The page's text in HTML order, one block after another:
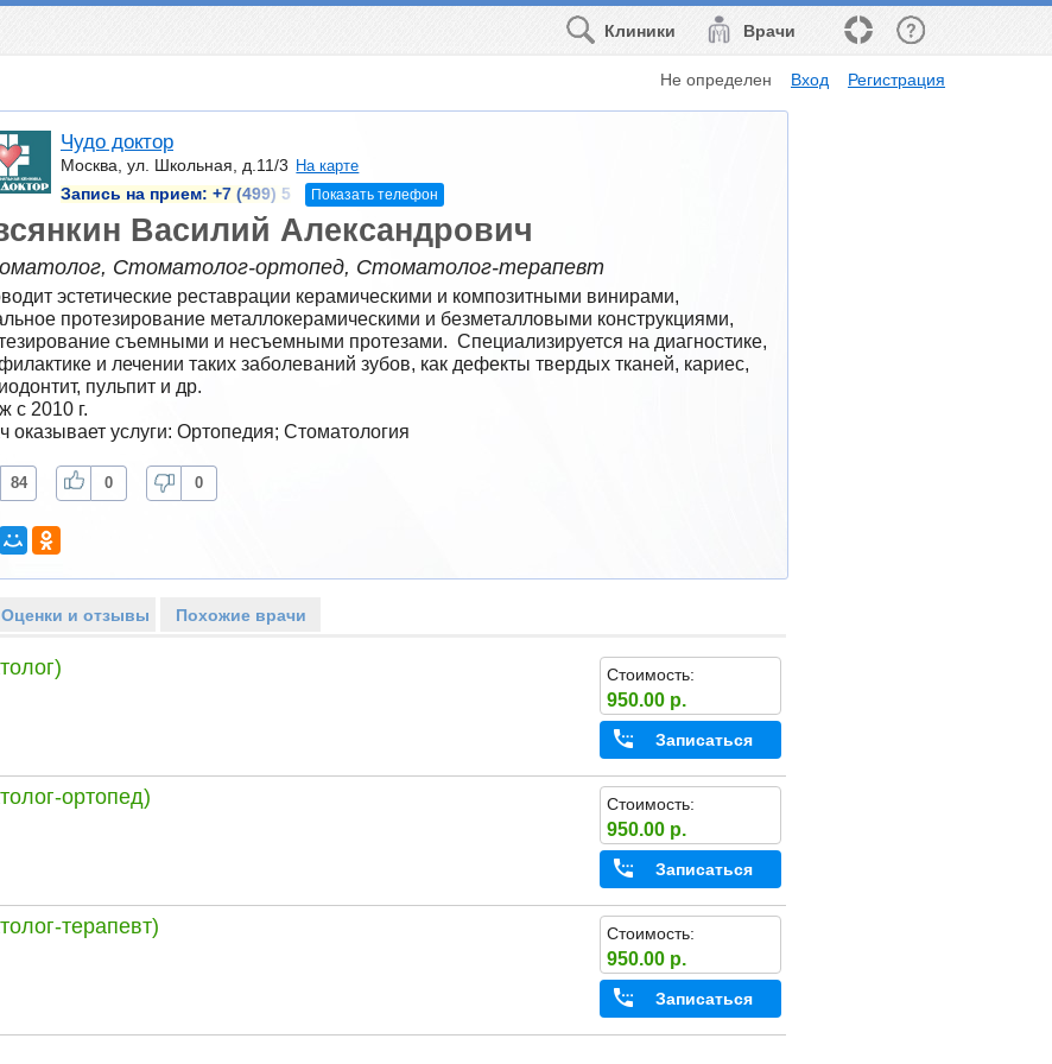
Врачи
Клиники
Не определен Вход Регистрация
Чудо доктор
Москва, ул. Школьная, д.11/3 На карте
Запись на прием: +7 (499) 5 Показать телефон
Василий Александрович
Стоматолог-ортопед, Стоматолог-терапевт
эстетические реставрации керамическими и композитными винирами,
протезирование металлокерамическими и безметалловыми конструкциями,
съемными и несъемными протезами.  Специализируется на диагностике,
и лечении таких заболеваний зубов, как дефекты твердых тканей, кариес,
пульпит и др.
с 2010 г.
оказывает услуги: Ортопедия; Стоматология
84 0 0
Оценки и отзывы Похожие врачи
Стоимость:
950.00 р.
Записаться
ортопед) Стоимость:
950.00 р.
Записаться
терапевт) Стоимость:
950.00 р.
Записаться